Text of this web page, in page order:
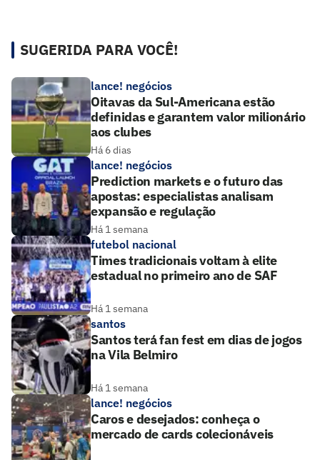
SUGERIDA PARA VOCÊ!
lance! negócios
Oitavas da Sul-Americana estão
definidas e garantem valor milionário
aos clubes
Há 6 dias
lance! negócios
Prediction markets e o futuro das
apostas: especialistas analisam
expansão e regulação
Há 1 semana
futebol nacional
Times tradicionais voltam à elite
estadual no primeiro ano de SAF
Há 1 semana
santos
Santos terá fan fest em dias de jogos
na Vila Belmiro
Há 1 semana
lance! negócios
Caros e desejados: conheça o
mercado de cards colecionáveis